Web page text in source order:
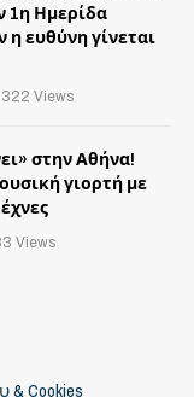
1η Ημερίδα
η ευθύνη γίνεται
322 Views
στην Αθήνα!
γιορτή με
Views
Cookies